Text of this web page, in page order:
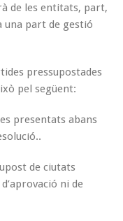
de les entitats, part,
una part de gestió
pressupostades
pel següent:
presentats abans
de ciutats
ni de